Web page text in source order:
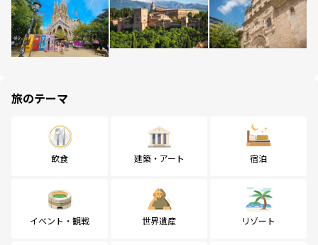
旅のテーマ
飲食 建築・アート 宿泊
イベント・観戦 世界遺産 リゾート